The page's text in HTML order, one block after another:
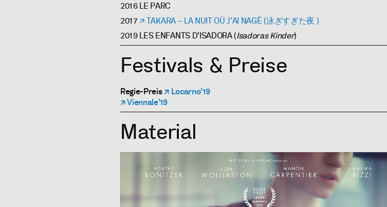
2016 LE PARC
2017
TAKARA – LA NUIT OÙ J’AI NAGÉ (泳ぎすぎた夜 )
2019 LES ENFANTS D’ISADORA (Isadoras Kinder)
Festivals & Preise
Regie-Preis
Locarno’19
Viennale’19
Material